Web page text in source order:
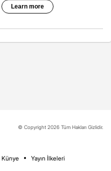
© Copyright 2026 Tüm Hakları Gizlidir.
Künye Yayın İlkeleri